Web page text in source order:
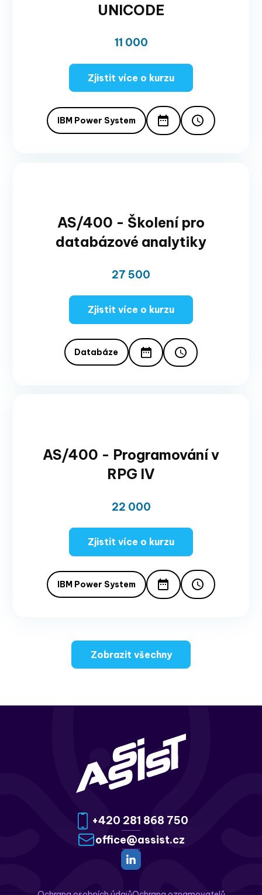
UNICODE
11 000
Zjistit více o kurzu
IBM Power System
AS/400 - Školení pro
databázové analytiky
27 500
Zjistit více o kurzu
Databáze
AS/400 - Programování v
RPG IV
22 000
Zjistit více o kurzu
IBM Power System
Zobrazit všechny
+420 281 868 750
office@assist.cz